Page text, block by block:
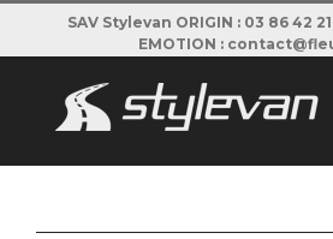
au
contenu
SAV Stylevan ORIGIN : 03 86 42
EMOTION :